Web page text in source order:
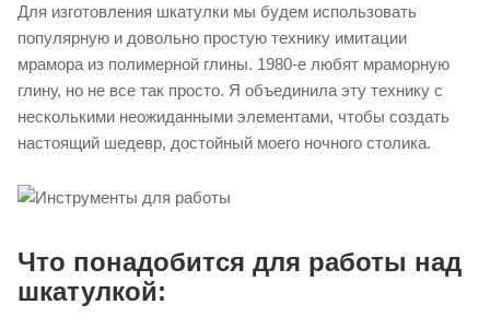
Для изготовления шкатулки мы будем использовать
популярную и довольно простую технику имитации
мрамора из полимерной глины. 1980-е любят мраморную
глину, но не все так просто. Я объединила эту технику с
несколькими неожиданными элементами, чтобы создать
настоящий шедевр, достойный моего ночного столика.
Что понадобится для работы над
шкатулкой: